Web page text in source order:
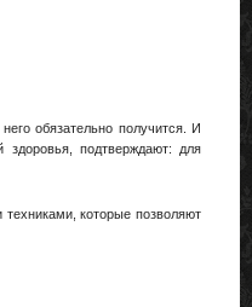
обязательно получится. И
подтверждают: для
которые позволяют